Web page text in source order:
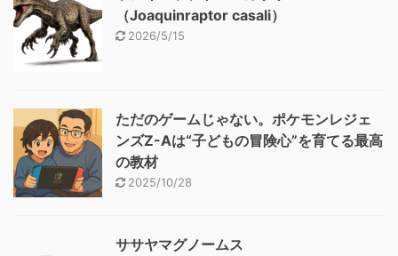
（Joaquinraptor casali）
2026/5/15
ただのゲームじゃない。ポケモンレジェ
ンズZ-Aは“子どもの冒険心”を育てる最高
の教材
2025/10/28
ササヤマグノームス